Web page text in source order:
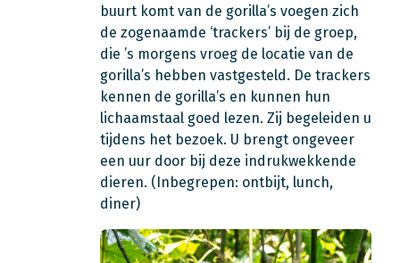
buurt komt van de gorilla’s voegen zich
de zogenaamde ‘trackers’ bij de groep,
die ’s morgens vroeg de locatie van de
gorilla’s hebben vastgesteld. De trackers
kennen de gorilla’s en kunnen hun
lichaamstaal goed lezen. Zij begeleiden u
tijdens het bezoek. U brengt ongeveer
een uur door bij deze indrukwekkende
dieren. (Inbegrepen: ontbijt, lunch,
diner)